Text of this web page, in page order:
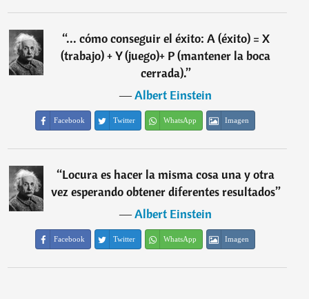
“... cómo conseguir el éxito: A (éxito) = X
(trabajo) + Y (juego)+ P (mantener la boca
cerrada).”
―Albert Einstein
Facebook Twitter WhatsApp Imagen
“Locura es hacer la misma cosa una y otra
vez esperando obtener diferentes resultados”
―Albert Einstein
Facebook Twitter WhatsApp Imagen